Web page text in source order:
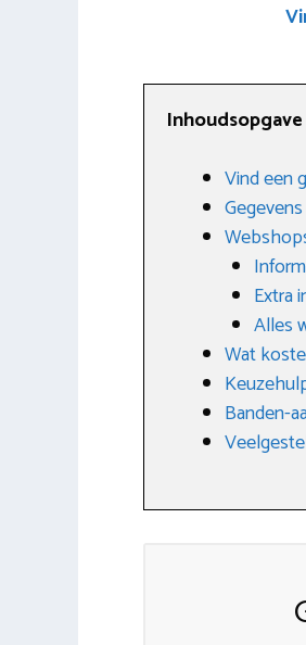
Inhoudsopgave
Vind een
Extra
Alles
Wat
Banden-